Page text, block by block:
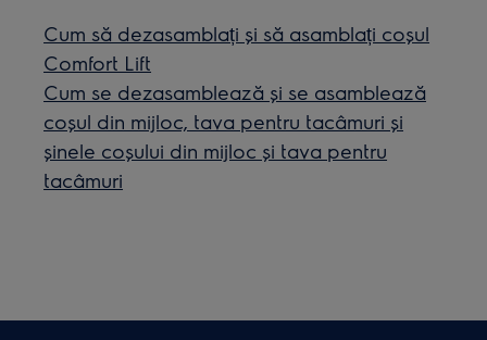
Cum să dezasamblați și să asamblați coșul
Comfort Lift
Cum se dezasamblează și se asamblează
coșul din mijloc, tava pentru tacâmuri și
șinele coșului din mijloc și tava pentru
tacâmuri